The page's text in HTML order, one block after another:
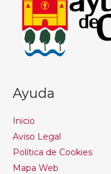
Ayuda
Inicio
Aviso Legal
Política de Cookies
Mapa Web